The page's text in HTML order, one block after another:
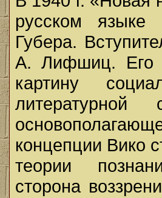
русском
Губера.
А. Лифшиц. Его
картину
концепции Вико
теории
сторона